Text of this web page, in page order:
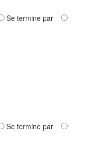
Se termine par
Se termine par